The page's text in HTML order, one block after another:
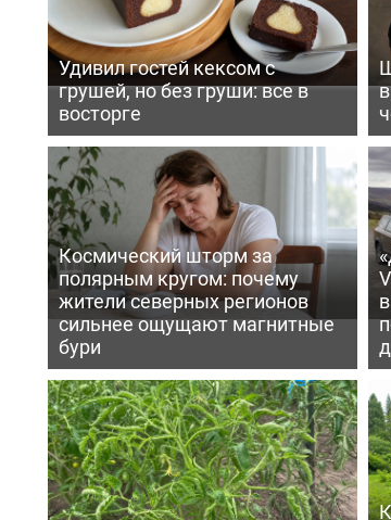
Удивил гостей кексом с
грушей, но без груши: все в
восторге
Космический шторм за
полярным кругом: почему
жители северных регионов
сильнее ощущают магнитные
бури